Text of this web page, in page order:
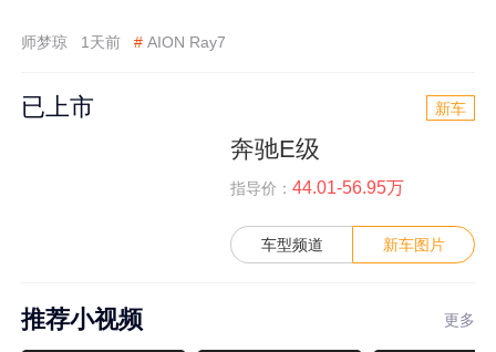
师梦琼 1天前 # AION Ray7
已上市 新车
奔驰E级
指导价： 44.01-56.95万
车型频道 新车图片
推荐小视频 更多